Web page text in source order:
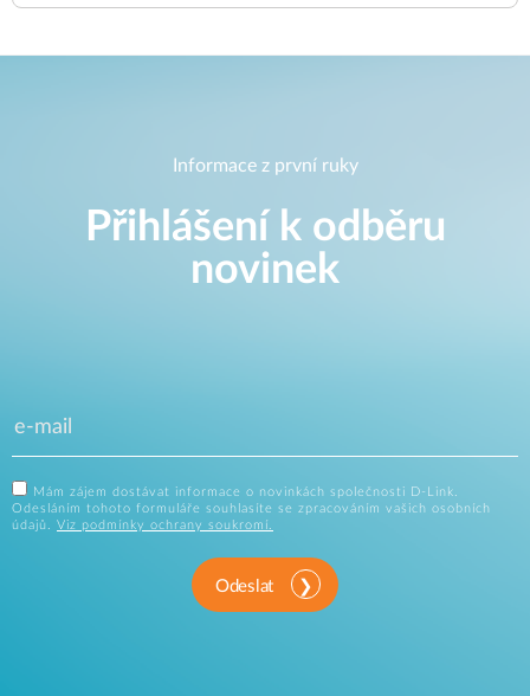
Informace z první ruky
Přihlášení k odběru
novinek
Mám zájem dostávat informace o novinkách společnosti D-Link.
Odesláním tohoto formuláře souhlasíte se zpracováním vašich osobních
údajů. Viz podmínky ochrany soukromí.
Odeslat